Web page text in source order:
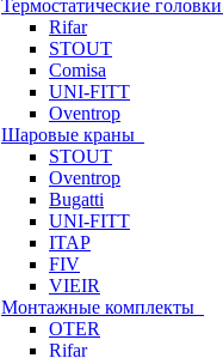
Термостатические головки
Rifar
STOUT
Comisa
UNI-FITT
Oventrop
Шаровые краны
STOUT
Oventrop
Bugatti
UNI-FITT
ITAP
FIV
VIEIR
Монтажные комплекты
OTER
Rifar